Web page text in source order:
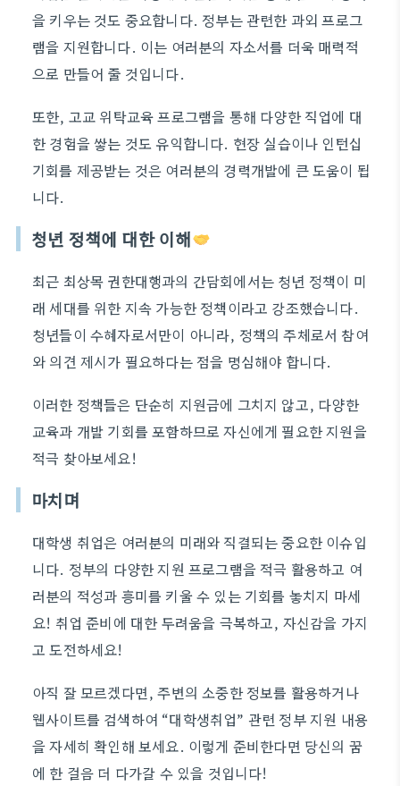
을 키우는 것도 중요합니다. 정부는 관련한 과외 프로그
램을 지원합니다. 이는 여러분의 자소서를 더욱 매력적
으로 만들어 줄 것입니다.
또한, 고교 위탁교육 프로그램을 통해 다양한 직업에 대
한 경험을 쌓는 것도 유익합니다. 현장 실습이나 인턴십
기회를 제공받는 것은 여러분의 경력개발에 큰 도움이 됩
니다.
청년 정책에 대한 이해
최근 최상목 권한대행과의 간담회에서는 청년 정책이 미
래 세대를 위한 지속 가능한 정책이라고 강조했습니다.
청년들이 수혜자로서만이 아니라, 정책의 주체로서 참여
와 의견 제시가 필요하다는 점을 명심해야 합니다.
이러한 정책들은 단순히 지원금에 그치지 않고, 다양한
교육과 개발 기회를 포함하므로 자신에게 필요한 지원을
적극 찾아보세요!
마치며
대학생 취업은 여러분의 미래와 직결되는 중요한 이슈입
니다. 정부의 다양한 지원 프로그램을 적극 활용하고 여
러분의 적성과 흥미를 키울 수 있는 기회를 놓치지 마세
요! 취업 준비에 대한 두려움을 극복하고, 자신감을 가지
고 도전하세요!
아직 잘 모르겠다면, 주변의 소중한 정보를 활용하거나
웹사이트를 검색하여 “대학생취업” 관련 정부 지원 내용
을 자세히 확인해 보세요. 이렇게 준비한다면 당신의 꿈
에 한 걸음 더 다가갈 수 있을 것입니다!